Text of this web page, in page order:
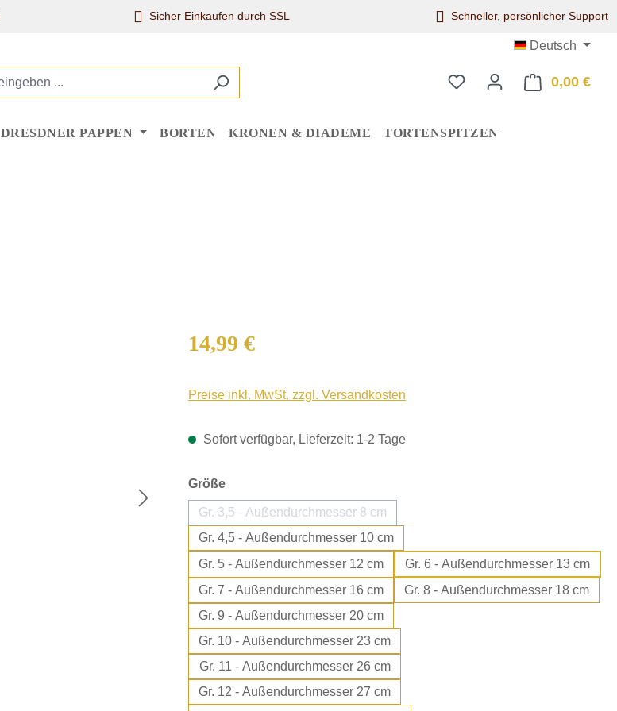
Sicher Einkaufen durch SSL Schneller, persönlicher Support
Deutsch
0,00 €
DRESDNER PAPPEN BORTEN KRONEN & DIADEME TORTENSPITZEN
Regulärer Preis:
14,99 €
Preise inkl. MwSt. zzgl. Versandkosten
Sofort verfügbar, Lieferzeit: 1-2 Tage
Größeauswählen
Gr. 3,5 - Außendurchmesser 8 cm
(Diese Option ist zurzeit nicht verfügbar.)
Gr. 4,5 - Außendurchmesser 10 cm
Gr. 5 - Außendurchmesser 12 cm
Gr. 6 - Außendurchmesser 13 cm
Gr. 7 - Außendurchmesser 16 cm
Gr. 8 - Außendurchmesser 18 cm
Gr. 9 - Außendurchmesser 20 cm
Gr. 10 - Außendurchmesser 23 cm
Gr. 11 - Außendurchmesser 26 cm
Gr. 12 - Außendurchmesser 27 cm